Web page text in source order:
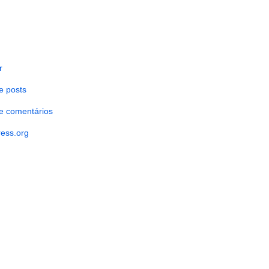
posts
comentários